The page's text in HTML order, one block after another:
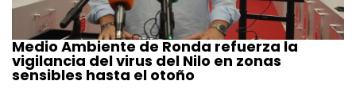
Medio Ambiente de Ronda refuerza la
vigilancia del virus del Nilo en zonas
sensibles hasta el otoño